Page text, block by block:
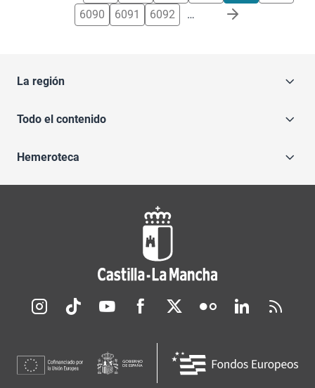
6090
6091 6092 …
La región
Todo el contenido
Hemeroteca
Redes sociales JCCM